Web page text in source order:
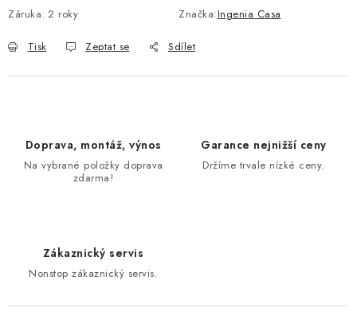
Záruka: 2 roky Značka:Ingenia Casa
Tisk Zeptat se Sdílet
Doprava, montáž, výnos
Na vybrané položky doprava
zdarma!
Garance nejnižší ceny
Držíme trvale nízké ceny.
Zákaznický servis
Nonstop zákaznický servis.